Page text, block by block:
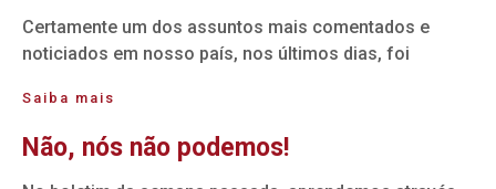
Certamente um dos assuntos mais comentados e
noticiados em nosso país, nos últimos dias, foi
Saiba mais
Não, nós não podemos!